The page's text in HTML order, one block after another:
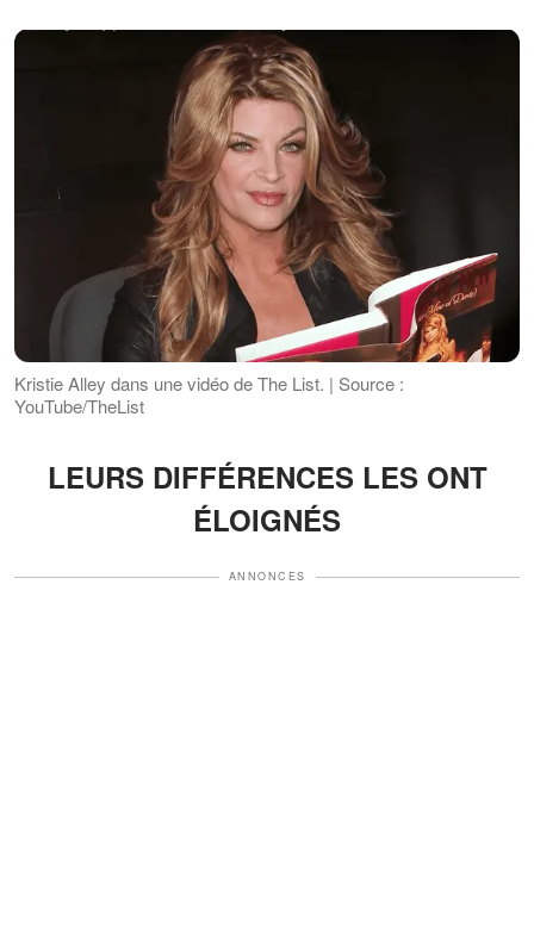
Kristie Alley dans une vidéo de The List. | Source :
YouTube/TheList
LEURS DIFFÉRENCES LES ONT
ÉLOIGNÉS
ANNONCES